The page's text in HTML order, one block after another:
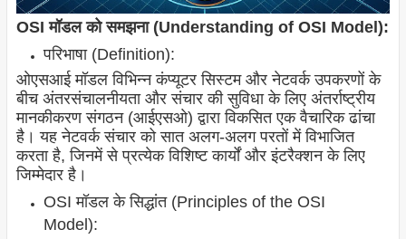
OSI मॉडल को समझना (Understanding of OSI Model):
परिभाषा (Definition):
ओएसआई मॉडल विभिन्न कंप्यूटर सिस्टम और नेटवर्क उपकरणों के
बीच अंतरसंचालनीयता और संचार की सुविधा के लिए अंतर्राष्ट्रीय
मानकीकरण संगठन (आईएसओ) द्वारा विकसित एक वैचारिक ढांचा
है। यह नेटवर्क संचार को सात अलग-अलग परतों में विभाजित
करता है, जिनमें से प्रत्येक विशिष्ट कार्यों और इंटरैक्शन के लिए
जिम्मेदार है।
OSI मॉडल के सिद्धांत (Principles of the OSI
Model):